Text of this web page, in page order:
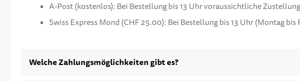
A-Post (kostenlos): Bei Bestellung bis 13 Uhr voraussichtliche
Swiss Express Mond (CHF 25.00): Bei Bestellung bis 13 Uhr (Montag
Welche Zahlungsmöglichkeiten gibt es?